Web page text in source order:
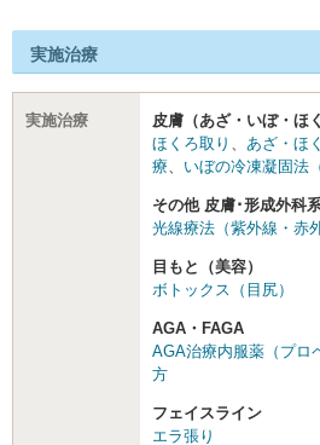
実施治療
実施治療
皮膚（あざ・いぼ・ほ
ほくろ取り
あざ・ほ
療
いぼの冷凍凝固法
その他 皮膚･形成外科
光線療法（紫外線・赤
目もと（美容）
ボトックス（目尻）
AGA・FAGA
AGA治療内服薬（プロ
方
フェイスライン
エラ張り